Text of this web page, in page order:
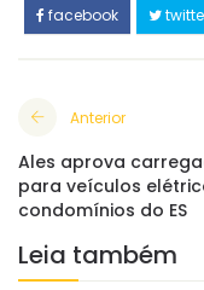
facebook
Anterior
Ales aprova
para veículos
condomínios do ES
Leia também